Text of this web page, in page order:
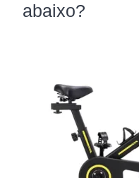
abaixo?